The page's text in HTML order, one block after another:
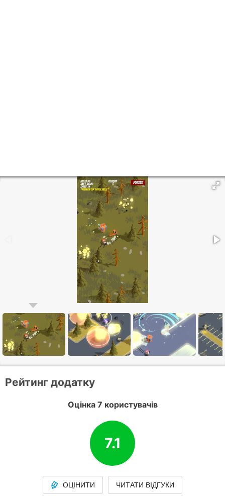
Рейтинг додатку
Оцінка 7 користувачів
7.1
ОЦІНИТИ ЧИТАТИ ВІДГУКИ